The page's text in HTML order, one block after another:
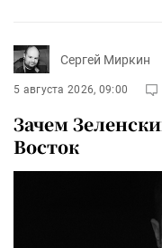
Сергей Миркин
5 августа 2026, 09:00
Зачем
Восток